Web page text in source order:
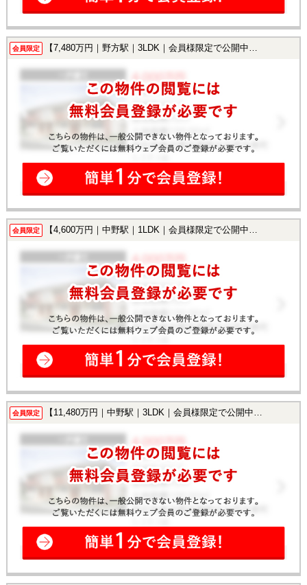
会員限定 【7,480万円｜野方駅｜3LDK｜会員様限定で公開中！】
会員限定 【4,600万円｜中野駅｜1LDK｜会員様限定で公開中！】
会員限定 【11,480万円｜中野駅｜3LDK｜会員様限定で公開中！】